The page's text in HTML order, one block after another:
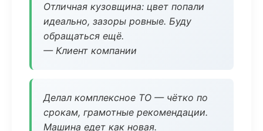
Отличная кузовщина: цвет попали
идеально, зазоры ровные. Буду
обращаться ещё.
— Клиент компании
Делал комплексное ТО — чётко по
срокам, грамотные рекомендации.
Машина едет как новая.